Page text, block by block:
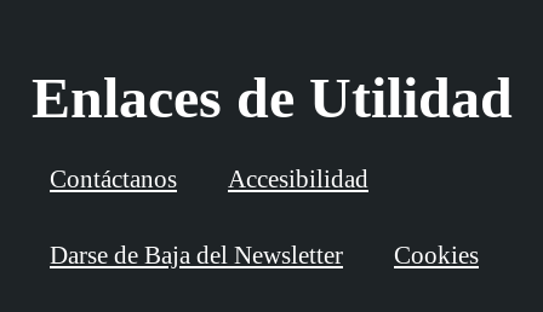
Enlaces de Utilidad
Contáctanos Accesibilidad
Darse de Baja del Newsletter Cookies